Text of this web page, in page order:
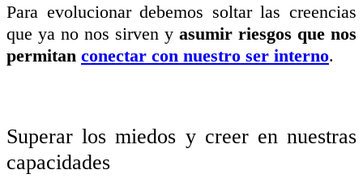
Para evolucionar debemos soltar las creencias
que ya no nos sirven y asumir riesgos que nos
permitan conectar con nuestro ser interno.
Superar los miedos y creer en nuestras
capacidades